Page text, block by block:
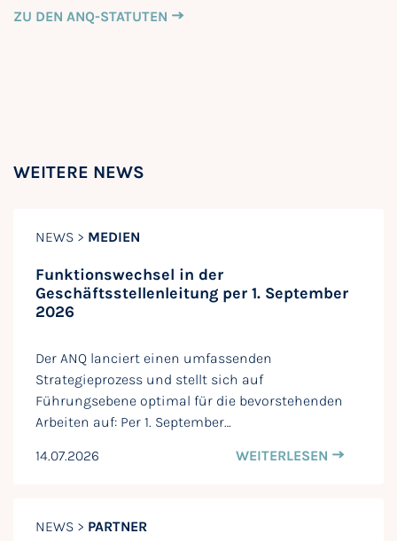
ZU DEN ANQ-STATUTEN
WEITERE NEWS
NEWS > MEDIEN
Funktionswechsel in der
Geschäftsstellenleitung per 1. September
2026
Der ANQ lanciert einen umfassenden
Strategieprozess und stellt sich auf
Führungsebene optimal für die bevorstehenden
Arbeiten auf: Per 1. September…
14.07.2026
WEITERLESEN
NEWS > PARTNER